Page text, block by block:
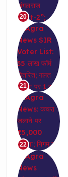
20
21
22